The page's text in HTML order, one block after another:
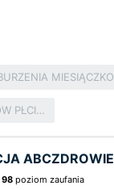
INFEKCJE NARZĄDÓW PŁCIOWYCH
ABCZDROWIE
98 poziom zaufania